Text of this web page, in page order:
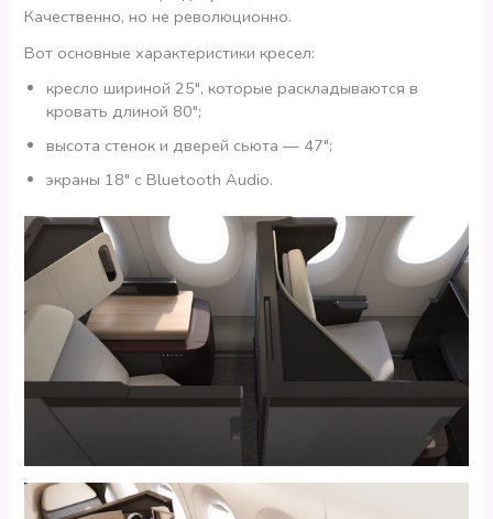
Качественно, но не революционно.
Вот основные характеристики кресел:
кресло шириной 25″, которые раскладываются в
кровать длиной 80″;
высота стенок и дверей сьюта — 47″;
экраны 18″ с Bluetooth Audio.